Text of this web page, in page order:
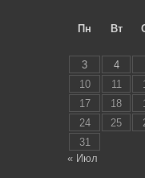
Пн
Вт
3
4
10
11
17
18
24
25
31
« Июл